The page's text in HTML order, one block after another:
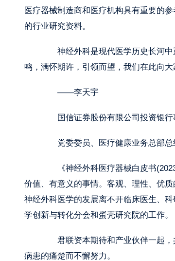
医疗器械制造商和医疗机构具有重要的
的行业研究资料。
神经外科是现代医学历史长河中
鸣，满怀期许，引领而望，我们在此向
——李天宇
国信证券股份有限公司投资银行
党委委员、医疗健康业务总部总
《神经外科医疗器械⽩⽪书(2023
价值、有意义的事情。客观、理性、优
神经外科医学的发展离不开临床医生、
学创新与转化分会和蛋壳研究院的工作。
君联资本期待和产业伙伴一起，
病患的痛楚而不懈努力。